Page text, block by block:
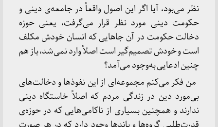
نظر می‌بود، آیا اگر این اصول واقعاً در جامعه‌ی دینی و
حکومت دینی مورد نظر قرار می‌گرفت، یعنی حوزه
دخالت حکومت در آن جاهایی که انسان خودش مکلف
است و خودش تصمیم‌گیر است اصلاً وارد نمی‌شد، باز هم
چنین ادعایی به‌وجود می‌آمد؟
من فکر می‌کنم مجموعه‌ای از این نفوذها و دخالت‌های
بی‌مورد دین در زندگی مردم که اصلاً خاستگاه دینی
ندارند و همچنین بسیاری از ناکامی‌هایی که در حوزه‌ی